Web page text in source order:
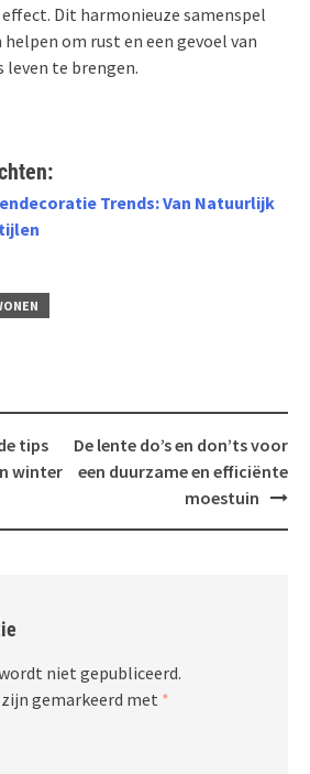
Dit harmonieuze samenspel
om rust en een gevoel van
leven te brengen.
Trends: Van Natuurlijk
tips
winter
De lente do’s en don’ts voor
een duurzame en efficiënte
moestuin
niet gepubliceerd.
gemarkeerd met *